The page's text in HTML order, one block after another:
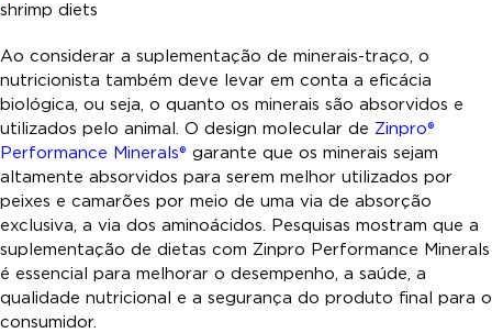
Ao considerar a suplementação de minerais-traço, o
nutricionista também deve levar em conta a eficácia
biológica, ou seja, o quanto os minerais são absorvidos e
utilizados pelo animal. O design molecular de Zinpro®
Performance Minerals® garante que os minerais sejam
altamente absorvidos para serem melhor utilizados por
peixes e camarões por meio de uma via de absorção
exclusiva, a via dos aminoácidos. Pesquisas mostram que a
suplementação de dietas com Zinpro Performance Minerals
é essencial para melhorar o desempenho, a saúde, a
qualidade nutricional e a segurança do produto final para o
consumidor.